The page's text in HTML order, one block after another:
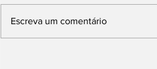
Escreva um comentário